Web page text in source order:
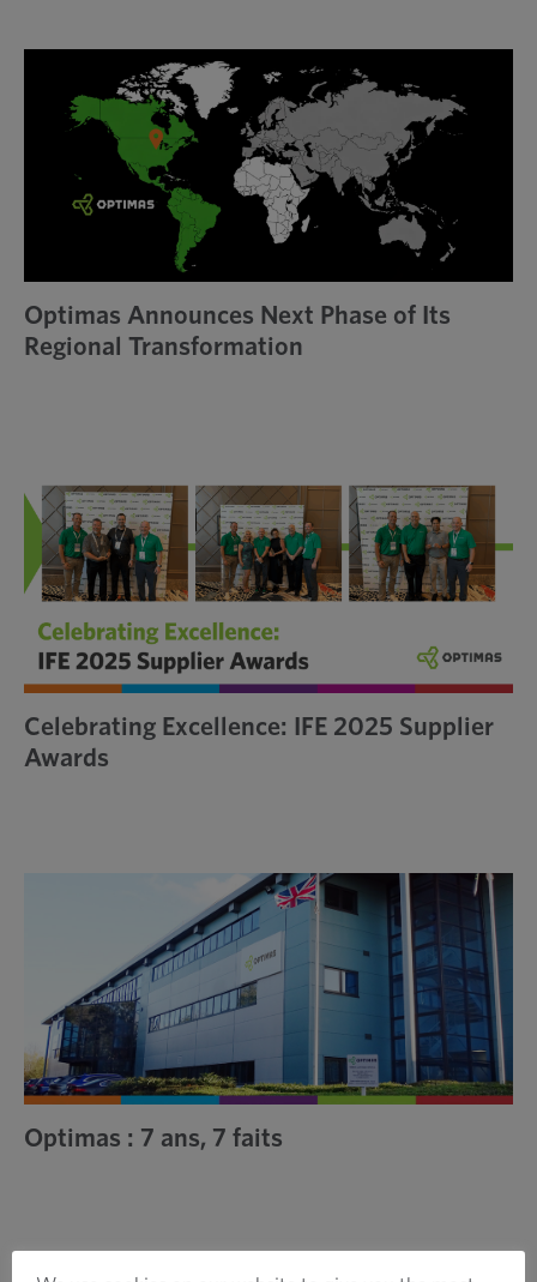
Optimas Announces Next Phase of Its
Regional Transformation
Celebrating Excellence: IFE 2025 Supplier
Awards
Optimas : 7 ans, 7 faits